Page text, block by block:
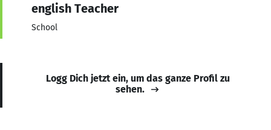
english Teacher
School
Logg Dich jetzt ein, um das ganze Profil zu
sehen.